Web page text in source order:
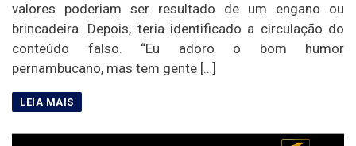
valores poderiam ser resultado de um engano ou
brincadeira. Depois, teria identificado a circulação do
conteúdo falso. “Eu adoro o bom humor
pernambucano, mas tem gente […]